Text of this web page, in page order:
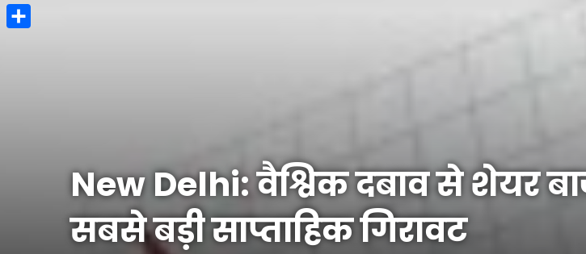
New Delhi: वैश्विक दबाव से शेयर
सबसे बड़ी साप्ताहिक गिरावट
Copy
Link